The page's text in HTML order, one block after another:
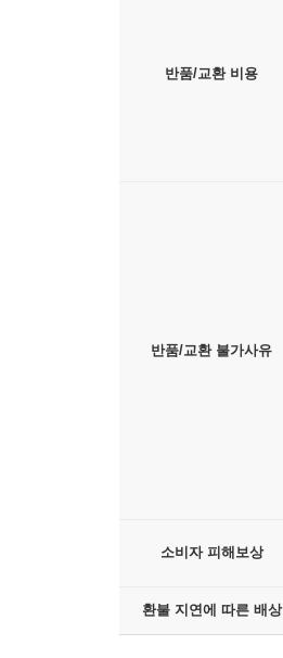
반품/교환 비용
반품/교환 불가사유
소비자 피해보상
환불 지연에 따른 배상